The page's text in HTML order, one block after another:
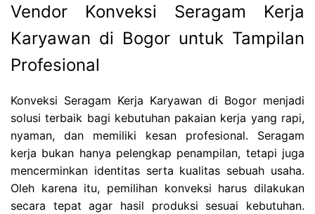
Vendor Konveksi Seragam Kerja
Karyawan di Bogor untuk Tampilan
Profesional
Konveksi Seragam Kerja Karyawan di Bogor menjadi
solusi terbaik bagi kebutuhan pakaian kerja yang rapi,
nyaman, dan memiliki kesan profesional. Seragam
kerja bukan hanya pelengkap penampilan, tetapi juga
mencerminkan identitas serta kualitas sebuah usaha.
Oleh karena itu, pemilihan konveksi harus dilakukan
secara tepat agar hasil produksi sesuai kebutuhan.